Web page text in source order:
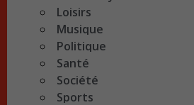
Loisirs
Musique
Politique
Santé
Société
Sports